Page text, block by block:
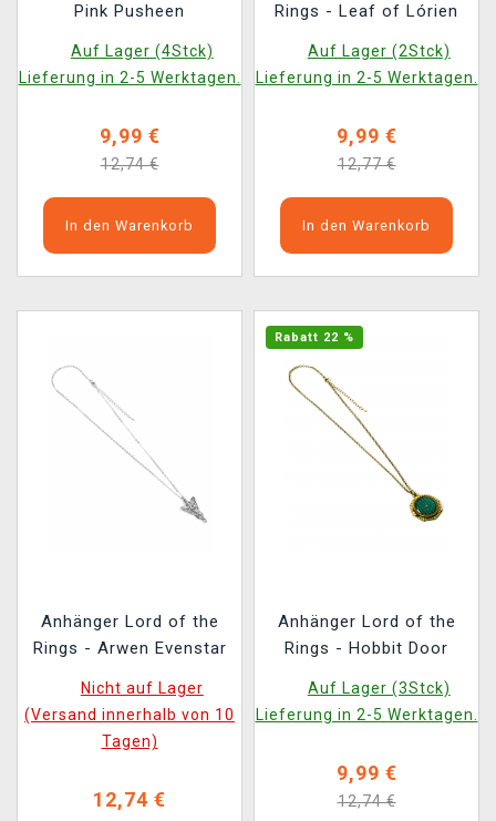
Pink Pusheen
Auf Lager (4Stck)
Lieferung in 2-5 Werktagen.
9,99 €
12,74 €
In den Warenkorb
Rings - Leaf of Lórien
Auf Lager (2Stck)
Lieferung in 2-5 Werktagen.
9,99 €
12,77 €
In den Warenkorb
Anhänger Lord of the
Rings - Arwen Evenstar
Nicht auf Lager
(Versand innerhalb von 10
Tagen)
12,74 €
Rabatt 22 %
Anhänger Lord of the
Rings - Hobbit Door
Auf Lager (3Stck)
Lieferung in 2-5 Werktagen.
9,99 €
12,74 €